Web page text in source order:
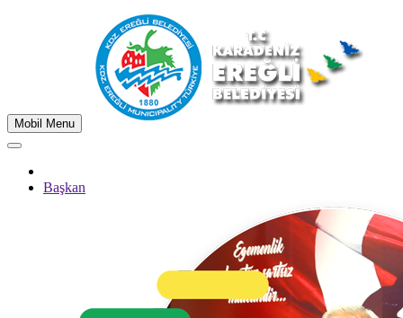
Mobil Menu
Başkan